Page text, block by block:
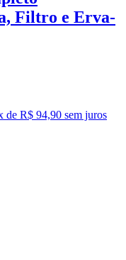
Filtro e Erva-
de R$ 94,90 sem juros